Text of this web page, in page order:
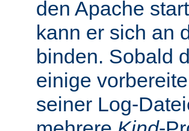
den Apache
kann er sich an
binden. Sobald
einige
seiner Log-